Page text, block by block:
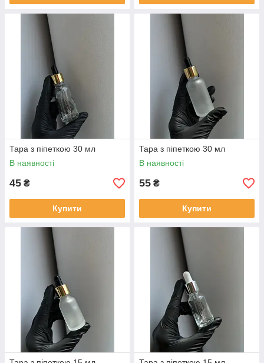
Тара з піпеткою 30 мл
В наявності
45 ₴
Купити
Тара з піпеткою 30 мл
В наявності
55 ₴
Купити